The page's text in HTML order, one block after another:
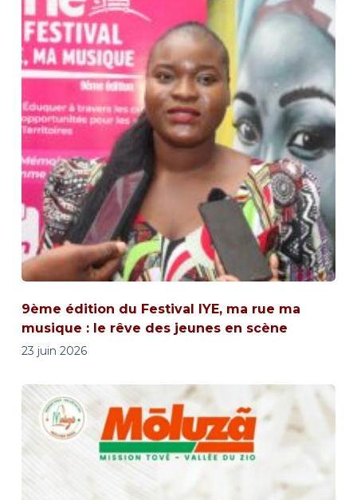
9ème édition du Festival IYE, ma rue ma
musique : le rêve des jeunes en scène
23 juin 2026